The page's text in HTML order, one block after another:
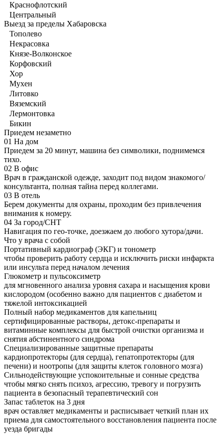
Краснофлотский
Центральный
Выезд за пределы Хабаровска
Тополево
Некрасовка
Князе-Волконское
Корфовский
Хор
Мухен
Литовко
Вяземский
Лермонтовка
Бикин
Приедем незаметно
01 На дом
Приедем за 20 минут, машина без символики, поднимемся
тихо.
02 В офис
Врач в гражданской одежде, заходит под видом знакомого/
консультанта, полная тайна перед коллегами.
03 В отель
Берем документы для охраны, проходим без привлечения
внимания к номеру.
04 За город/СНТ
Навигация по гео-точке, доезжаем до любого хутора/дачи.
Что у врача с собой
Портативный кардиограф (ЭКГ) и тонометр
чтобы проверить работу сердца и исключить риски инфаркта
или инсульта перед началом лечения
Глюкометр и пульсоксиметр
для мгновенного анализа уровня сахара и насыщения крови
кислородом (особенно важно для пациентов с диабетом и
тяжелой интоксикацией
Полный набор медикаментов для капельниц
сертифицированные растворы, детокс-препараты и
витаминные комплексы для быстрой очистки организма и
снятия абстинентного синдрома
Специализированные защитные препараты
кардиопротекторы (для сердца), гепатопротекторы (для
печени) и ноотропы (для защиты клеток головного мозга)
Сильнодействующие успокоительные и сонные средства
чтобы мягко снять психоз, агрессию, тревогу и погрузить
пациента в безопасный терапевтический сон
Запас таблеток на 3 дня
врач оставляет медикаменты и расписывает четкий план их
приема для самостоятельного восстановления пациента после
уезда бригады